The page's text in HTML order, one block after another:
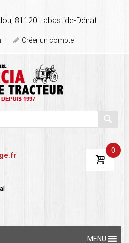
81120 Labastide-Dénat
Créer un compte
0
MENU